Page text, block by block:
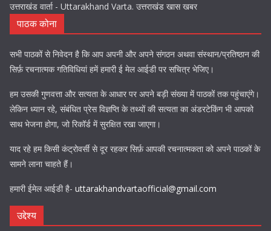
उत्तराखंड वार्ता - Uttarakhand Varta. उत्तराखंड खास खबर
पाठक कोना
सभी पाठकों से निवेदन है कि आप अपनी और अपने संगठन अथवा संस्थान/प्रतिष्ठान की
सिर्फ़ रचनात्मक गतिविधियां हमें हमारी ई मेल आईडी पर सचित्र भेजिए।
हम उसकी गुणवत्ता और सत्यता के आधार पर अपने बड़ी संख्या में पाठकों तक पहुंचाएंगे।
लेकिन ध्यान रहे, संबंधित प्रेस विज्ञप्ति के तथ्यों की सत्यता का अंडरटेकिंग भी आपको
साथ भेजना होगा, जो रिकॉर्ड में सुरक्षित रखा जाएगा।
याद रहे हम किसी कंट्रोवर्सी से दूर रहकर सिर्फ़ आपकी रचनात्मकता को अपने पाठकों के
सामने लाना चाहते हैं।
हमारी ईमेल आईडी है- uttarakhandvartaofficial@gmail.com
उद्देश्य